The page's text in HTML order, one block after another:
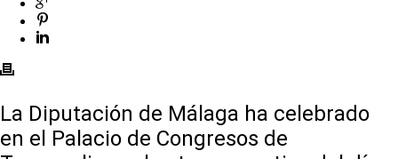
La Diputación de Málaga ha celebrado
en el Palacio de Congresos de